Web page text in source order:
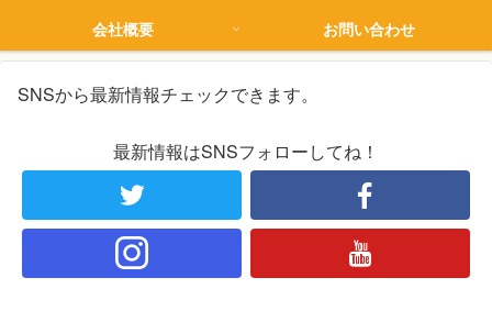
会社概要
お問い合わせ
SNSから最新情報チェックできます。
最新情報はSNSフォローしてね！